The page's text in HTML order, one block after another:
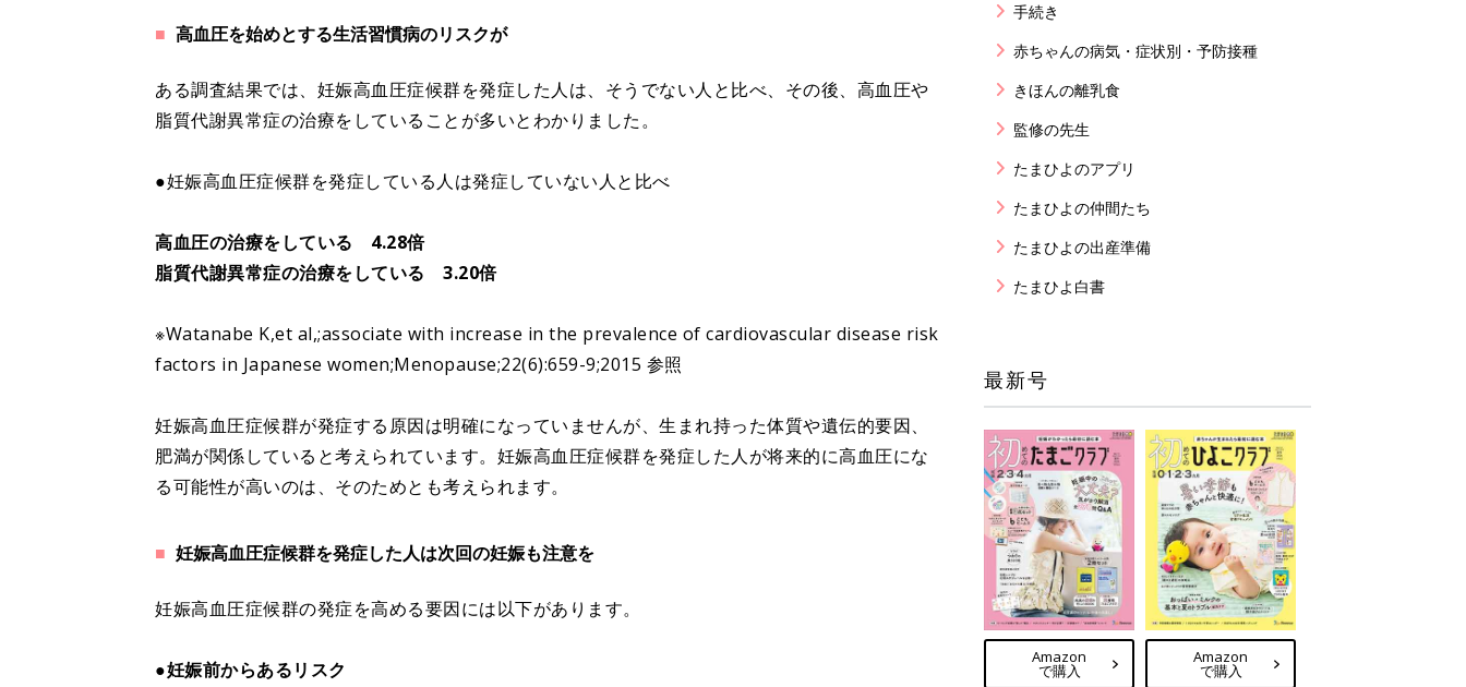
高血圧を始めとする生活習慣病のリスクが
ある調査結果では、妊娠高血圧症候群を発症した人は、そうでない人と比べ、その後、高血圧や
脂質代謝異常症の治療をしていることが多いとわかりました。
●妊娠高血圧症候群を発症している人は発症していない人と比べ
高血圧の治療をしている 4.28倍
脂質代謝異常症の治療をしている 3.20倍
※Watanabe K,et al,;associate with increase in the prevalence of cardiovascular disease risk
factors in Japanese women;Menopause;22(6):659-9;2015 参照
妊娠高血圧症候群が発症する原因は明確になっていませんが、生まれ持った体質や遺伝的要因、
肥満が関係していると考えられています。妊娠高血圧症候群を発症した人が将来的に高血圧にな
る可能性が高いのは、そのためとも考えられます。
妊娠高血圧症候群を発症した人は次回の妊娠も注意を
妊娠高血圧症候群の発症を高める要因には以下があります。
●妊娠前からあるリスク
手続き
赤ちゃんの病気・症状別・予防接種
きほんの離乳食
監修の先生
たまひよのアプリ
たまひよの仲間たち
たまひよの出産準備
たまひよ白書
最新号
Amazon
で購入
Amazon
で購入